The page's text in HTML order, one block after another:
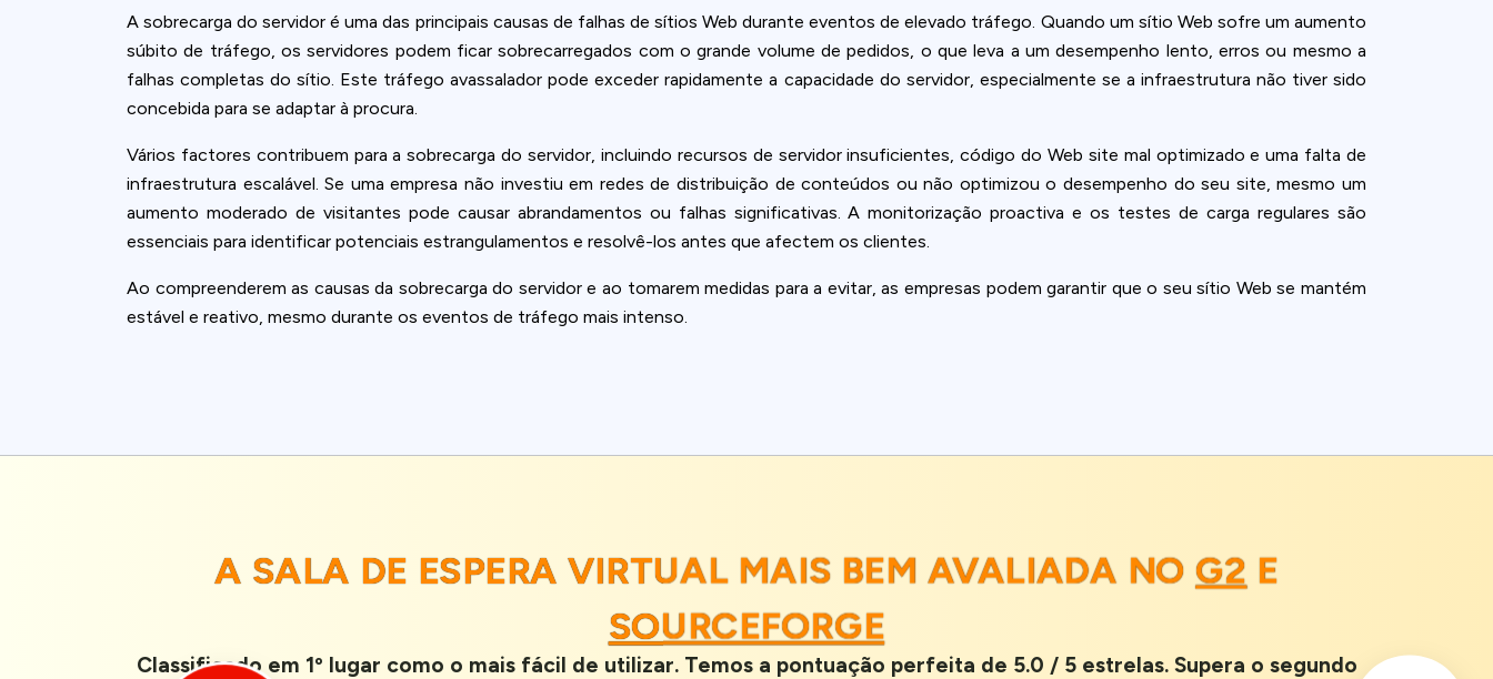
A sobrecarga do servidor é uma das principais causas de falhas de sítios Web durante eventos de elevado tráfego. Quando um sítio Web sofre um aumento
súbito de tráfego, os servidores podem ficar sobrecarregados com o grande volume de pedidos, o que leva a um desempenho lento, erros ou mesmo a
falhas completas do sítio. Este tráfego avassalador pode exceder rapidamente a capacidade do servidor, especialmente se a infraestrutura não tiver sido
concebida para se adaptar à procura.
Vários factores contribuem para a sobrecarga do servidor, incluindo recursos de servidor insuficientes, código do Web site mal optimizado e uma falta de
infraestrutura escalável. Se uma empresa não investiu em redes de distribuição de conteúdos ou não optimizou o desempenho do seu site, mesmo um
aumento moderado de visitantes pode causar abrandamentos ou falhas significativas. A monitorização proactiva e os testes de carga regulares são
essenciais para identificar potenciais estrangulamentos e resolvê-los antes que afectem os clientes.
Ao compreenderem as causas da sobrecarga do servidor e ao tomarem medidas para a evitar, as empresas podem garantir que o seu sítio Web se mantém
estável e reativo, mesmo durante os eventos de tráfego mais intenso.
A SALA DE ESPERA VIRTUAL MAIS BEM AVALIADA NOG2E
SOURCEFORGE
Classificado em 1º lugar como o mais fácil de utilizar. Temos a pontuação perfeita de 5.0 / 5 estrelas. Supera o segundo